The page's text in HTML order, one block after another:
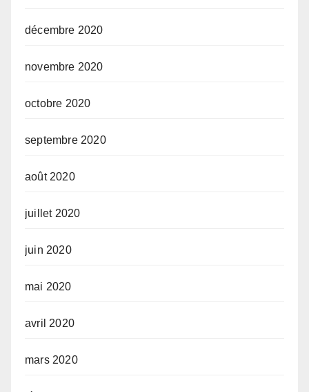
décembre 2020
novembre 2020
octobre 2020
septembre 2020
août 2020
juillet 2020
juin 2020
mai 2020
avril 2020
mars 2020